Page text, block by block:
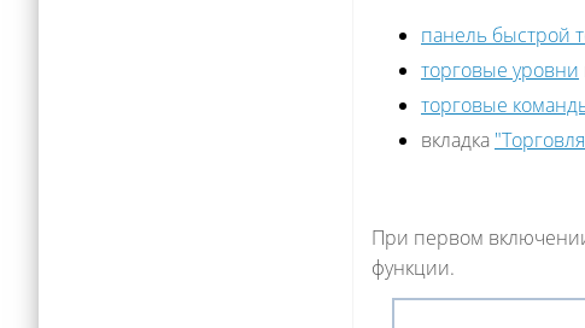
панель быстрой
торговые уровни
торговые
вкладка
При первом
функции.